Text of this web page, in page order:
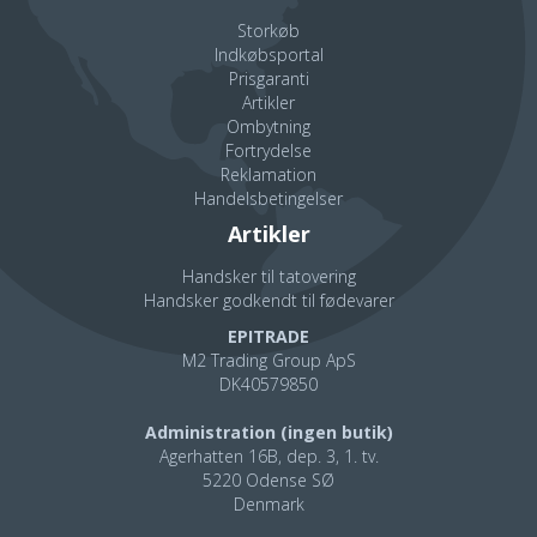
Storkøb
Indkøbsportal
Prisgaranti
Artikler
Ombytning
Fortrydelse
Reklamation
Handelsbetingelser
Artikler
Handsker til tatovering
Handsker godkendt til fødevarer
EPITRADE
M2 Trading Group ApS
DK40579850
Administration (ingen butik)
Agerhatten 16B, dep. 3, 1. tv.
5220 Odense SØ
Denmark